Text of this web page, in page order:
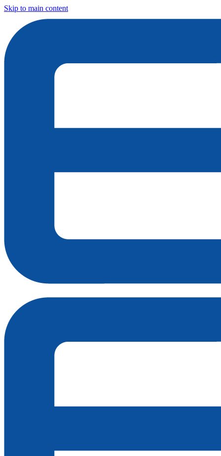
Skip to main content